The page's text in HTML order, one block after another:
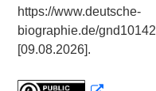
https://www.deutsche-
biographie.de/
[09.08.2026].